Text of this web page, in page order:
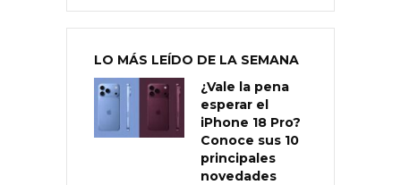
LO MÁS LEÍDO DE LA SEMANA
¿Vale la pena
esperar el
iPhone 18 Pro?
Conoce sus 10
principales
novedades